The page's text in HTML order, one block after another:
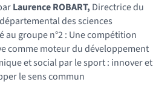
Laurence ROBART, Directrice du
des sciences
au groupe n°2 : Une compétition
comme moteur du développement
et social par le sport : innover et
le sens commun